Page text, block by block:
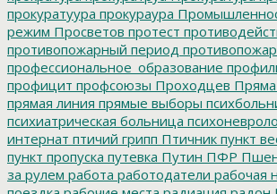
прокуратуура прокураура
режим Просветов протест
противопожарный период
профессиональное_образование
профицит профсоюзы Проходцев
прямая линия прямые выборы
психиатрическая больница
интернат птичий грипп Птичник пункт
пункт пропуска путевка Путин ПФР
за рулем работа работодатели рабочая